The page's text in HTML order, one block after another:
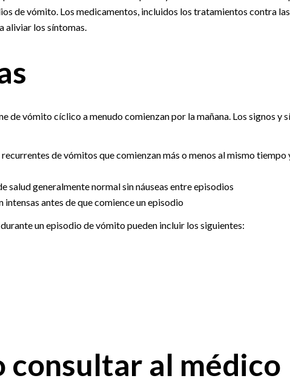
de vómito. Los medicamentos, incluidos los tratamientos contra
aliviar los síntomas.
de vómito cíclico a menudo comienzan por la mañana. Los signos y
de vómitos que comienzan más o menos al mismo tiempo
salud generalmente normal sin náuseas entre episodios
intensas antes de que comience un episodio
un episodio de vómito pueden incluir los siguientes:
consultar al médico